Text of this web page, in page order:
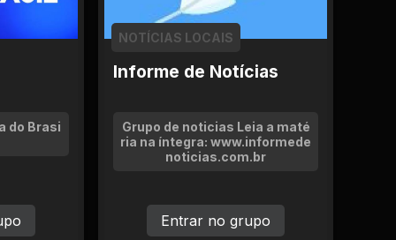
do Brasi
Informe de Notícias
NOTÍCIAS LOCAIS
Grupo de noticias Leia a maté
ria na íntegra: www.informede
noticias.com.br
Entrar no grupo